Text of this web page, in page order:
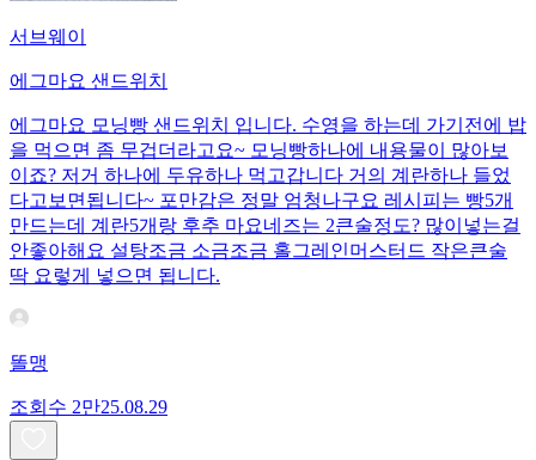
서브웨이
에그마요 샌드위치
에그마요 모닝빵 샌드위치 입니다. 수영을 하는데 가기전에 밥
을 먹으면 좀 무겁더라고요~ 모닝빵하나에 내용물이 많아보
이죠? 저거 하나에 두유하나 먹고갑니다 거의 계란하나 들었
다고보면됩니다~ 포만감은 정말 엄청나구요 레시피는 빵5개
만드는데 계란5개랑 후추 마요네즈는 2큰술정도? 많이넣는걸
안좋아해요 설탕조금 소금조금 홀그레인머스터드 작은큰술
딱 요렇게 넣으면 됩니다.
똘맹
조회수 2만25.08.29